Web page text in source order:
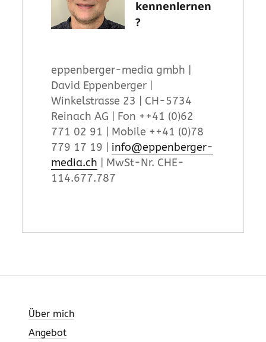
kennenlernen
?
eppenberger-media gmbh |
David Eppenberger |
Winkelstrasse 23 | CH-5734
Reinach AG | Fon ++41 (0)62
771 02 91 | Mobile ++41 (0)78
779 17 19 | info@eppenberger-
media.ch | MwSt-Nr. CHE-
114.677.787
Über mich
Angebot